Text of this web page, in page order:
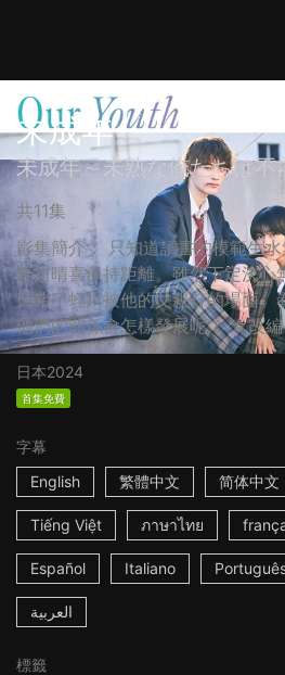
未成年
未成年～未熟な俺たちは不
共11集
影集簡介： 只知道讀書的模範生
蛭川晴喜保持距離。雖然下定決心
目睹了蛭川被他的父親打的場面。
他們的關係會怎樣發展呢？ ☆改編
日本2024
首集免費
字幕
English
繁體中文 简体中文
Tiếng Việt ภาษาไทย
Español Italiano
العربية
標籤